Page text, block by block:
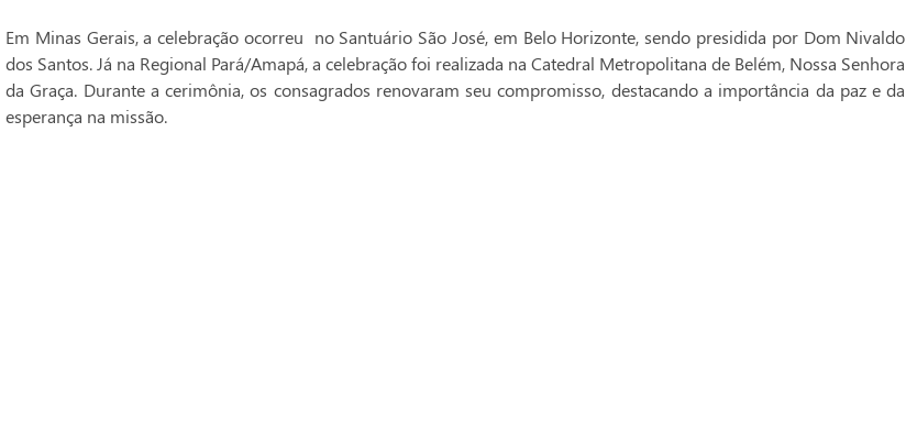
Em Minas Gerais, a celebração ocorreu no Santuário São José, em Belo Horizonte, sendo presidida por Dom Nivaldo
dos Santos. Já na Regional Pará/Amapá, a celebração foi realizada na Catedral Metropolitana de Belém, Nossa Senhora
da Graça. Durante a cerimônia, os consagrados renovaram seu compromisso, destacando a importância da paz e da
esperança na missão.